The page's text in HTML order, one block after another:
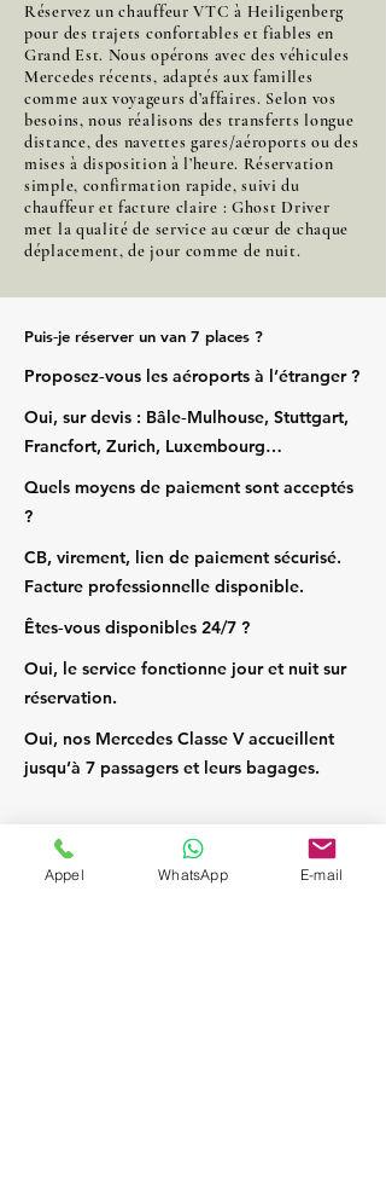
Réservez un chauffeur VTC à Heiligenberg
pour des trajets confortables et fiables en
Grand Est. Nous opérons avec des véhicules
Mercedes récents, adaptés aux familles
comme aux voyageurs d’affaires. Selon vos
besoins, nous réalisons des transferts longue
distance, des navettes gares/aéroports ou des
mises à disposition à l’heure. Réservation
simple, confirmation rapide, suivi du
chauffeur et facture claire : Ghost Driver
met la qualité de service au cœur de chaque
déplacement, de jour comme de nuit.
Puis‑je réserver un van 7 places ?
Proposez‑vous les aéroports à l’étranger ?
Oui, sur devis : Bâle‑Mulhouse, Stuttgart,
Francfort, Zurich, Luxembourg…
Quels moyens de paiement sont acceptés
?
CB, virement, lien de paiement sécurisé.
Facture professionnelle disponible.
Êtes‑vous disponibles 24/7 ?
Oui, le service fonctionne jour et nuit sur
réservation.
Oui, nos Mercedes Classe V accueillent
jusqu’à 7 passagers et leurs bagages.
Appel WhatsApp E-mail